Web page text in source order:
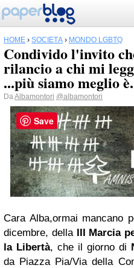
HOME › SOCIETÀ › MONDO LGBTQ
Condivido l'invito
rilancio a chi mi
...più siamo meglio è.
DaAlbamontori @albamontori
Cara Alba,ormai mancano
dicembre, della
III Marcia
la Libertà, che il giorno di
da Piazza Pia/Via della
Save